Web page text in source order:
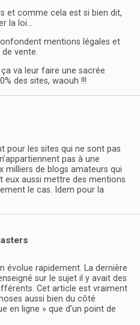
et comme cela est si bien dit,
la loi…
mentions légales et
vente.
ça va leur faire une sacrée
des sites, waouh !!!
pour les sites qui ne sont pas
pas à une
milliers de blogs amateurs qui
eux aussi mettre des mentions
le cas. Idem pour la
évolue rapidement. La dernière
sur le sujet il y avait des
Cet article est vraiment
aussi bien du côté
en ligne » que d’un point de